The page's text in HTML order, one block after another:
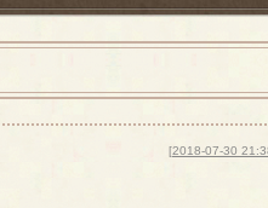
[2018-07-30